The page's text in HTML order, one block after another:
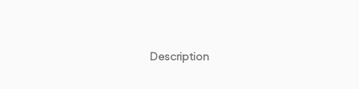
Description